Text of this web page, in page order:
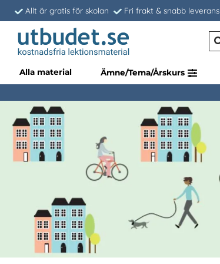
Allt är gratis för skolan Fri frakt & snabb leverans
Alla material Ämne/Tema/Årskurs